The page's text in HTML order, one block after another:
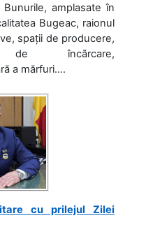
amplasate în
Bugeac, raionul
spații de producere,
de încărcare,
a mărfuri....
cu prilejul Zilei